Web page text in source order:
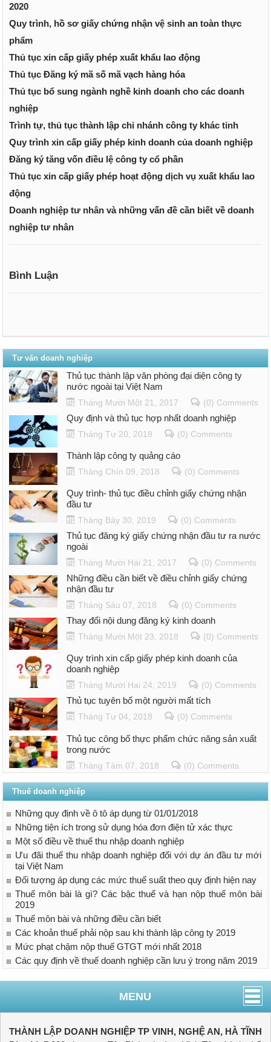
2020
Quy trình, hồ sơ giấy chứng nhận vệ sinh an toàn thực
phẩm
Thủ tục xin cấp giấy phép xuất khẩu lao động
Thủ tục Đăng ký mã số mã vạch hàng hóa
Thủ tục bổ sung ngành nghề kinh doanh cho các doanh
nghiệp
Trình tự, thủ tục thành lập chi nhánh công ty khác tỉnh
Quy trình xin cấp giấy phép kinh doanh của doanh nghiệp
Đăng ký tăng vốn điều lệ công ty cổ phần
Thủ tục xin cấp giấy phép hoạt động dịch vụ xuất khẩu lao
động
Doanh nghiệp tư nhân và những vấn đề cần biết về doanh
nghiệp tư nhân
Bình Luận
Tư vấn doanh nghiệp
Thủ tục thành lập văn phòng đại diện công ty
nước ngoài tại Việt Nam
Tháng Mười Một 21, 2017 (0) Comments
Quy định và thủ tục hợp nhất doanh nghiệp
Tháng Tư 20, 2018 (0) Comments
Thành lập công ty quảng cáo
Tháng Chín 09, 2018 (0) Comments
Quy trình- thủ tục điều chỉnh giấy chứng nhận
đầu tư
Tháng Bảy 30, 2019 (0) Comments
Thủ tục đăng ký giấy chứng nhận đầu tư ra nước
ngoài
Tháng Mười Hai 21, 2017 (0) Comments
Những điều cần biết về điều chỉnh giấy chứng
nhận đầu tư
Tháng Sáu 07, 2018 (0) Comments
Thay đổi nội dung đăng ký kinh doanh
Tháng Mười Một 23, 2018 (0) Comments
Quy trình xin cấp giấy phép kinh doanh của
doanh nghiệp
Tháng Mười Hai 24, 2019 (0) Comments
Thủ tục tuyên bố một người mất tích
Tháng Tư 04, 2018 (0) Comments
Thủ tục công bố thực phẩm chức năng sản xuất
trong nước
Tháng Tám 07, 2018 (0) Comments
Thuế doanh nghiệp
Những quy định về ô tô áp dụng từ 01/01/2018
Những tiện ích trong sử dụng hóa đơn điện tử xác thực
Một số điều về thuế thu nhập doanh nghiệp
Ưu đãi thuế thu nhập doanh nghiệp đối với dự án đầu tư mới
tại Việt Nam
Đối tượng áp dụng các mức thuế suất theo quy định hiện nay
Thuế môn bài là gì? Các bậc thuế và hạn nộp thuế môn bài
2019
Thuế môn bài và những điều cần biết
Các khoản thuế phải nộp sau khi thành lập công ty 2019
Mức phạt chậm nộp thuế GTGT mới nhất 2018
Các quy định về thuế doanh nghiệp cần lưu ý trong năm 2019
MENU
THÀNH LẬP DOANH NGHIỆP TP VINH, NGHỆ AN, HÀ TĨNH